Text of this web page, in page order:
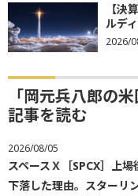
【決
ルデ
2026/
「岡元兵八郎の
記事を読む
2026/08/05
スペースＸ［SPCX］上
下落した理由。スターリ